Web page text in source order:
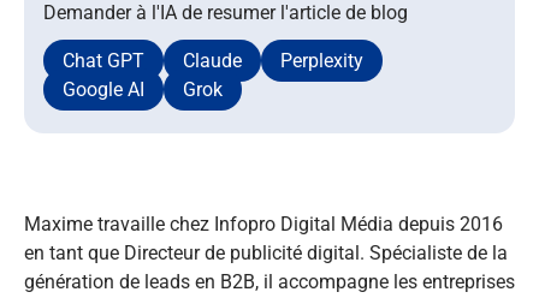
Demander à l'IA de resumer l'article de blog
Chat GPT Claude
Perplexity
Google AI
Grok
Maxime travaille chez Infopro Digital Média depuis 2016
en tant que Directeur de publicité digital. Spécialiste de la
génération de leads en B2B, il accompagne les entreprises